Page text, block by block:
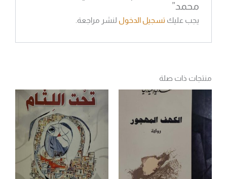
محمد”
يجب عليك تسجيل الدخول لنشر مراجعة.
منتجات ذات صلة